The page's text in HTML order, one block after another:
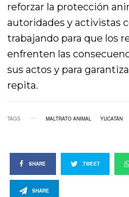
reforzar la protección
autoridades y activistas
trabajando para que los
enfrenten las
sus actos y para
repita.
TAGS MALTRATO ANIMAL YUCATÁN
SHARE TWEET
SHARE